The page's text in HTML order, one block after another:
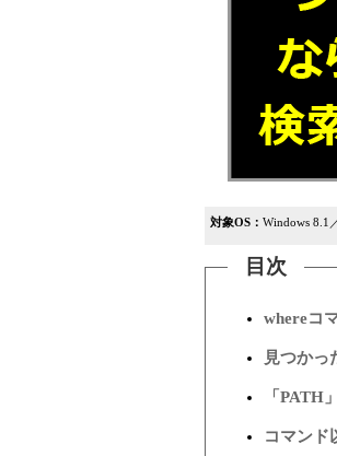
対象OS： Windows 8.1
目次
whereコ
見つかっ
「PATH
コマンド